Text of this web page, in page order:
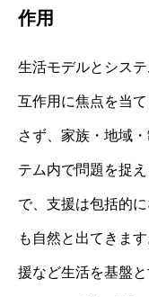
作用
生活モデルとシス
互作用に焦点を当
さず、家族・地域
テム内で問題を捉
で、支援は包括的
も自然と出てきま
援など生活を基盤